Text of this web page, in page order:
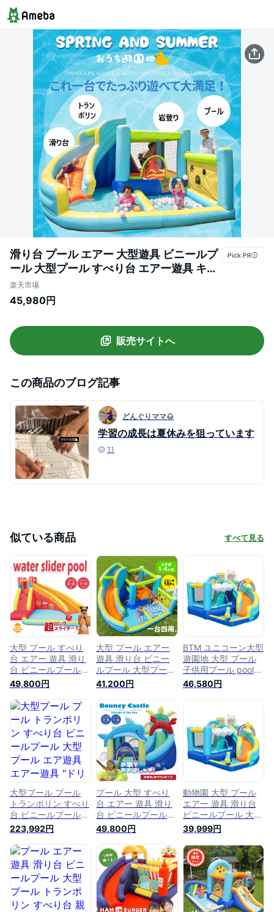
滑り台 プール エアー 大型遊具 ビニールプ
ール 大型プール すべり台 エアー遊具 キッ
ズハウス プレイハウス プール ハンバーガ
ー 屋外 スライダー ボールプール ビニール
楽天市場
45,980円
販売サイトへ
この商品のブログ記事
どんぐりママ🌰
学習の成長は夏休みを狙っています
11
似ている商品 すべて見る
大型 プール すべり
台 エアー 遊具 滑り
台 ビニールプール
大型プール トランポ
リン すべり台 大型
遊具 エアー遊具 ウ
ォータースライダー
すべりだい ハンバー
ガー ショップ 誕生
日 ボールハウス ア
ウトドア 水遊び 夏
休み プレゼント キ
ッズ
49,800円
大型 プール エアー
遊具 滑り台 ビニー
ルプール 大型プール
トランポリン すべり
台 大型遊具 エアー
遊具 キッズハウス
プレイハウス
41,200円
BTM ユニコーン大型
遊園地 大型 プール
子供用プール pool
エアー 遊具 滑り台
ビニールプール 大型
すべり台 大型遊具
エアー遊具 キッズハ
ウス プレイハウス
プレゼント 家庭用プ
ール
46,580円
大型プール プール
トランポリン すべり
台 ビニールプール
大型プール エア遊具
エアー遊具 "ドリー
ム" ウォータースラ
イダー 室内遊 アウ
トドア イベント プ
レゼント 大型遊具
エアー遊具 滑り台
ふわふわ遊具 キッズ
223,992円
プール 大型 すべり
台 エアー 遊具 滑り
台 ビニールプール
大型プール トランポ
リン すべり台 大型
遊具 エアー遊具 ウ
ォータースライダー
すべりだい りす 誕
生日 ボールハウス
アウトドア 水遊び
夏休み プレゼント
49,800円
動物園 大型 プール
エアー 遊具 滑り台
ビニールプール 大型
プール トランポリン
すべり台 大型遊具
エアー遊具 キッズハ
ウス プレイハウス
プレゼント (青)
39,999円